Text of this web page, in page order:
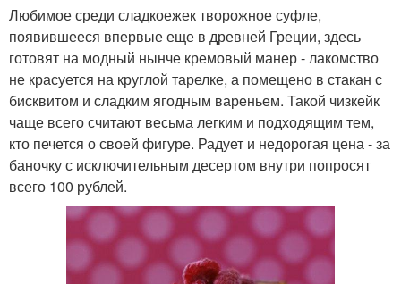
Любимое среди сладкоежек творожное суфле,
появившееся впервые еще в древней Греции, здесь
готовят на модный нынче кремовый манер - лакомство
не красуется на круглой тарелке, а помещено в стакан с
бисквитом и сладким ягодным вареньем. Такой чизкейк
чаще всего считают весьма легким и подходящим тем,
кто печется о своей фигуре. Радует и недорогая цена - за
баночку с исключительным десертом внутри попросят
всего 100 рублей.